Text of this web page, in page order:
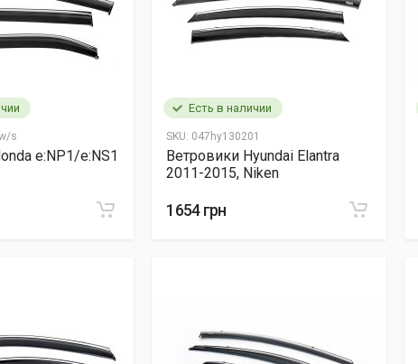
s
e:NP1/e:NS1
Есть в наличии
SKU: 047hy130201
Ветровики Hyundai Elantra
2011-2015, Niken
1654 грн